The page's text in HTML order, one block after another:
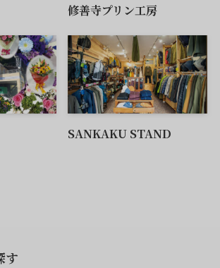
修善寺プリン工房
SANKAKU STAND
す